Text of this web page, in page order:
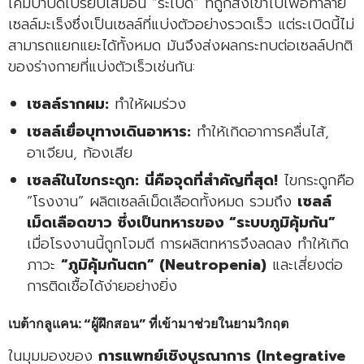
เซลล์มะเร็งซึ่งเป็นเซลล์ที่แบ่งตัวอย่างรวดเร็ว แต่ระเบิดนี้ไม่
สามารถแยกแยะได้ทั้งหมด มันจึงส่งผลกระทบต่อเซลล์ปกติ
ของร่างกายที่แบ่งตัวเร็วเช่นกัน:
เซลล์รากผม:ทำให้ผมร่วง
เซลล์เยื่อบุทางเดินอาหาร:ทำให้เกิดอาการคลื่นไส้,
อาเจียน, ท้องเสีย
เซลล์ในไขกระดูก: นี่คือจุดที่สำคัญที่สุด!ไขกระดูกคือ
“โรงงาน” ผลิตเซลล์เม็ดเลือดทั้งหมด รวมถึง เซลล์
เม็ดเลือดขาว ซึ่งเป็นทหารของ “ระบบภูมิคุ้มกัน”
เมื่อโรงงานนี้ถูกโจมตี การผลิตทหารจึงลดลง ทำให้เกิด
ภาวะ “ภูมิคุ้มกันตก” (Neutropenia)และเสี่ยงต่อ
การติดเชื้อได้ง่ายอย่างยิ่ง
เบต้ากลูแคน: “ผู้ฝึกสอน” ที่เข้ามาช่วยในยามวิกฤต
ในมุมมองของ การแพทย์เชิงบูรณาการ (Integrative